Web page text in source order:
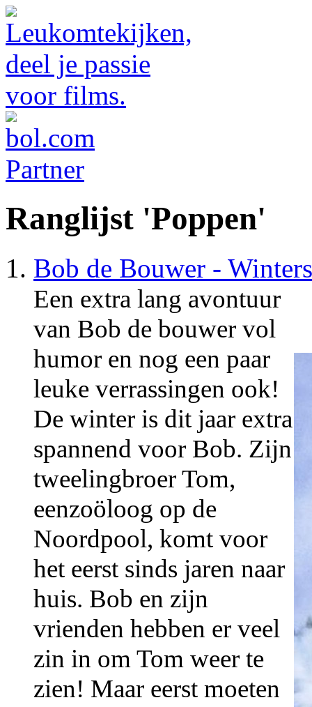
Ranglijst 'Poppen'
Bob de Bouwer -
Een extra lang avontuur
van Bob de bouwer vol
humor en nog een paar
leuke verrassingen ook!
De winter is dit jaar extra
spannend voor Bob. Zijn
tweelingbroer Tom,
eenzoöloog op de
Noordpool, komt voor
het eerst sinds jaren naar
huis. Bob en zijn
vrienden hebben er veel
zin in om Tom weer te
zien! Maar eerst moeten